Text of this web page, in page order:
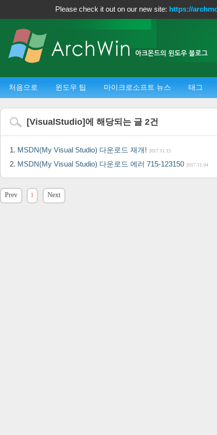
Please check it out on our new site: https://
처음으로 윈도우 팁 마이크로소프트 뉴스 태그
[VisualStudio]에 해당되는 글 2건
MSDN(My Visual Studio) 다운로드 재개! 2017.11.15
MSDN(My Visual Studio) 다운로드 에러 715-123150 2017.11.04
Prev 1 Next